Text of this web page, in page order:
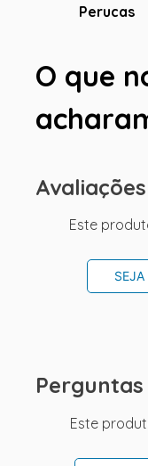
Perucas
O que
Avaliações
Este
SEJA
Este